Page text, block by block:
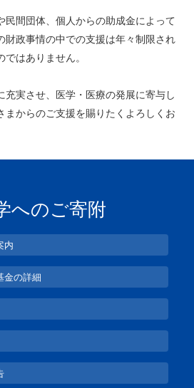
民間団体、個人からの助成金によって
財政事情の中での支援は年々制限され
はありません。
充実させ、医学・医療の発展に寄与し
まからのご支援を賜りたくよろしくお
へのご寄附
内
金の詳細